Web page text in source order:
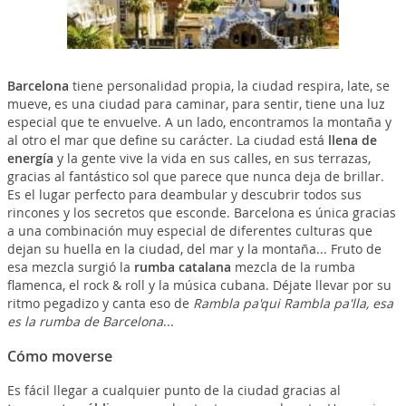
Barcelona tiene personalidad propia, la ciudad respira, late, se
mueve, es una ciudad para caminar, para sentir, tiene una luz
especial que te envuelve. A un lado, encontramos la montaña y
al otro el mar que define su carácter. La ciudad está llena de
energía y la gente vive la vida en sus calles, en sus terrazas,
gracias al fantástico sol que parece que nunca deja de brillar.
Es el lugar perfecto para deambular y descubrir todos sus
rincones y los secretos que esconde. Barcelona es única gracias
a una combinación muy especial de diferentes culturas que
dejan su huella en la ciudad, del mar y la montaña... Fruto de
esa mezcla surgió la rumba catalana mezcla de la rumba
flamenca, el rock & roll y la música cubana. Déjate llevar por su
ritmo pegadizo y canta eso de Rambla pa'qui Rambla pa'lla, esa
es la rumba de Barcelona...
Cómo moverse
Es fácil llegar a cualquier punto de la ciudad gracias al